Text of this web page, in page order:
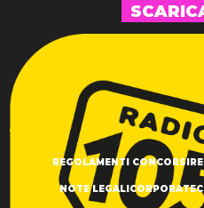
REGOLAMENTI CONCORSI
NOTE LEGALICORPORATE